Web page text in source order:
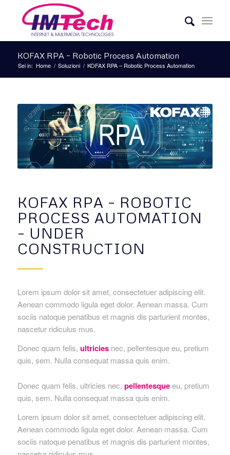
KOFAX RPA – Robotic Process Automation
Sei in: Home / Soluzioni / KOFAX RPA – Robotic Process Automation
KOFAX RPA – ROBOTIC
PROCESS AUTOMATION
– UNDER
CONSTRUCTION
Lorem ipsum dolor sit amet, consectetuer adipiscing elit.
Aenean commodo ligula eget dolor. Aenean massa. Cum
sociis natoque penatibus et magnis dis parturient montes,
nascetur ridiculus mus.
Donec quam felis, ultriciesnec, pellentesque eu, pretium
quis, sem. Nulla consequat massa quis enim.
Donec quam felis, ultricies nec, pellentesqueeu, pretium
quis, sem. Nulla consequat massa quis enim.
Lorem ipsum dolor sit amet, consectetuer adipiscing elit.
Aenean commodo ligula eget dolor. Aenean massa. Cum
sociis natoque penatibus et magnis dis parturient montes,